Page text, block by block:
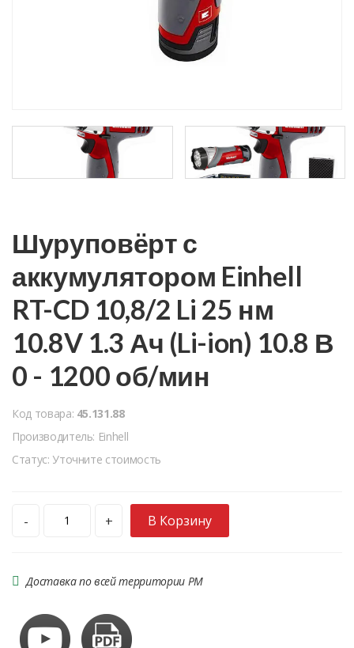
Шуруповёрт с
аккумулятором Einhell
RT-CD 10,8/2 Li 25 нм
10.8V 1.3 Ач (Li-ion) 10.8 В
0 - 1200 об/мин
Код товара: 45.131.88
Производитель: Einhell
Статус: Уточните стоимость
- + В Корзину
Доставка по всей территории РМ